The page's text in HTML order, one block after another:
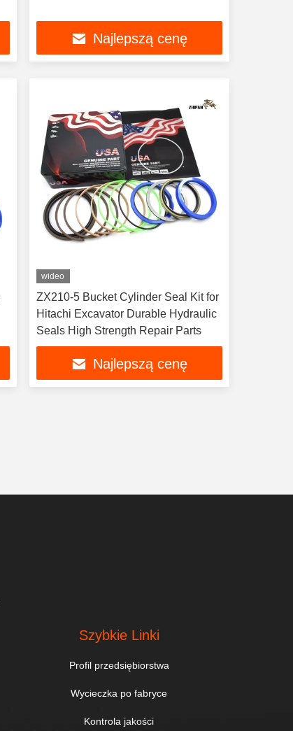
Najlepszą cenę
wideo
ZX210-5 Bucket Cylinder Seal Kit for
Hitachi Excavator Durable Hydraulic
Seals High Strength Repair Parts
Najlepszą cenę
Szybkie Linki
Profil przedsiębiorstwa
Wycieczka po fabryce
Kontrola jakości